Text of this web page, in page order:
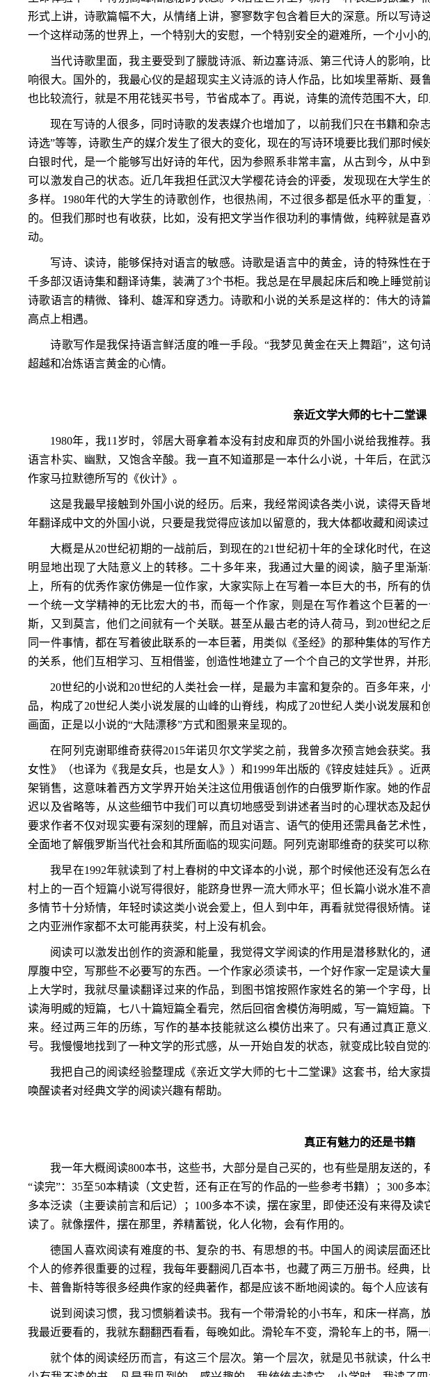
形式上讲，诗歌篇幅不大，从情绪上讲，寥寥数字包含着巨大的深意。所以写诗
一个这样动荡的世界上，一个特别大的安慰，一个特别安全的避难所，一个小小的
当代诗歌里面，我主要受到了朦胧诗派、新边塞诗派、第三代诗人的影响，
响很大。国外的，我最心仪的是超现实主义诗派的诗人作品，比如埃里蒂斯、聂
也比较流行，就是不用花钱买书号，节省成本了。再说，诗集的流传范围不大，印
现在写诗的人很多，同时诗歌的发表媒介也增加了，以前我们只在书籍和杂
诗选”等等，诗歌生产的媒介发生了很大的变化，现在的写诗环境要比我们那时
白银时代，是一个能够写出好诗的年代，因为参照系非常丰富，从古到今，从中
可以激发自己的状态。近几年我担任武汉大学樱花诗会的评委，发现现在大学生
多样。 1980年代的大学生的诗歌创作，也很热闹，不过很多都是低水平的重复
的。但我们那时也有收获，比如，没有把文学当作很功利的事情做，纯粹就是喜
动。
写诗、读诗，能够保持对语言的敏感。诗歌是语言中的黄金，诗的特殊性在
千多部汉语诗集和翻译诗集，装满了3个书柜。我总是在早晨起床后和晚上睡觉
诗歌语言的精微、锋利、雄浑和穿透力。诗歌和小说的关系是这样的：伟大的诗
高点上相遇。
诗歌写作是我保持语言鲜活度的唯一手段。“我梦见黄金在天上舞蹈”，这句
超越和冶炼语言黄金的心情。
亲近文学大师的七十二堂课
1980年，我11 岁时，邻居大哥拿着本没有封皮和扉页的外国小说给我推荐。
语言朴实、幽默，又饱含辛酸。我一直不知道那是一本什么小说，十年后，在武
作家马拉默德所写的《伙计》。
这是我最早接触到外国小说的经历。后来，我经常阅读各类小说，读得天昏
年翻译成中文的外国小说，只要是我觉得应该加以留意的，我大体都收藏和阅读过
大概是从20世纪初期的一战前后，到现在的21世纪初十年的全球化时代，在
明显地出现了大陆意义上的转移。二十多年来，我通过大量的阅读，脑子里渐
上，所有的优秀作家仿佛是一位作家，大家实际上在写着一本巨大的书，所有
一个统一文学精神的无比宏大的书，而每一个作家，则是在写作着这个巨著的
斯，又到莫言，他们之间就有一个关联。甚至从最古老的诗人荷马，到 20世纪之
同一件事情，都在写着彼此联系的一本巨著，用类似《圣经》的那种集体的写作
的关系，他们互相学习、互相借鉴，创造性地建立了一个个自己的文学世界，并形
20世纪的小说和20世纪的人类社会一样，是最为丰富和复杂的。百多年来，
品，构成了20世纪人类小说发展的山峰的山脊线，构成了20世纪人类小说发展和
画面，正是以小说的“大陆漂移”方式和图景来呈现的。
在阿列克谢耶维奇获得2015年诺贝尔文学奖之前，我曾多次预言她会获奖。
女性》（也译为《我是女兵，也是女人》）和1999年出版的《锌皮娃娃兵》。近
架销售，这意味着西方文学界开始关注这位用俄语创作的白俄罗斯作家。她的作
迟以及省略等，从这些细节中我们可以真切地感受到讲述者当时的心理状态及起
要求作者不仅对现实要有深刻的理解，而且对语言、语气的使用还需具备艺术性
全面地了解俄罗斯当代社会和其所面临的现实问题。阿列克谢耶维奇的获奖可以称
我早在1992年就读到了村上春树的中文译本的小说，那个时候他还没有怎么
村上的一百个短篇小说写得很好，能跻身世界一流大师水平；但长篇小说水准不
多情节十分矫情，年轻时读这类小说会爱上，但人到中年，再看就觉得很矫情。
之内亚洲作家都不太可能再获奖，村上没有机会。
阅读可以激发出创作的资源和能量，我觉得文学阅读的作用是潜移默化的，
厚腹中空，写那些不必要写的东西。一个作家必须读书，一个好作家一定是读大
上大学时，我就尽量读翻译过来的作品，到图书馆按照作家姓名的第一个字母，
读海明威的短篇，七八十篇短篇全看完，然后回宿舍模仿海明威，写一篇短篇。
来。经过两三年的历练，写作的基本技能就这么模仿出来了。只有通过真正意
号。我慢慢地找到了一种文学的形式感，从一开始自发的状态，就变成比较自觉的
我把自己的阅读经验整理成《亲近文学大师的七十二堂课》这套书，给大家
唤醒读者对经典文学的阅读兴趣有帮助。
真正有魅力的还是书籍
我一年大概阅读800本书，这些书，大部分是自己买的，也有些是朋友送的
“读完”：35至50本精读（文史哲，还有正在写的作品的一些参考书籍）；300多本
多本泛读（主要读前言和后记）； 100多本不读，摆在家里，即使还没有来得及
读了。就像摆件，摆在那里，养精蓄锐，化人化物，会有作用的。
德国人喜欢阅读有难度的书、复杂的书、有思想的书。中国人的阅读层面还
个人的修养很重要的过程，我每年要翻阅几百本书，也藏了两三万册书。经典，
卡、普鲁斯特等很多经典作家的经典著作，都是应该不断地阅读的。每个人应该
说到阅读习惯，我习惯躺着读书。我有一个带滑轮的小书车，和床一样高，
我最近要看的，我就东翻翻西看看，每晚如此。滑轮车不变，滑轮车上的书，隔一
就个体的阅读经历而言，有这三个层次。第一个层次，就是见书就读，什么